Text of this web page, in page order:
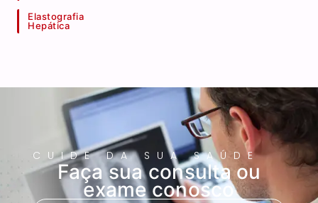
Elastografia
Hepática
CUIDE DA SUA SAÚDE
Faça sua consulta ou
exame conosco